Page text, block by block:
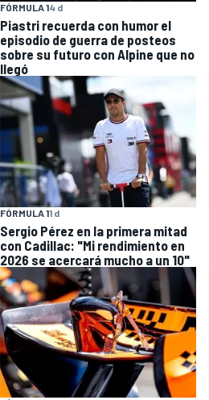
FÓRMULA 14 d
Piastri recuerda con humor el
episodio de guerra de posteos
sobre su futuro con Alpine que no
llegó
FÓRMULA 11 d
Sergio Pérez en la primera mitad
con Cadillac: "Mi rendimiento en
2026 se acercará mucho a un 10"